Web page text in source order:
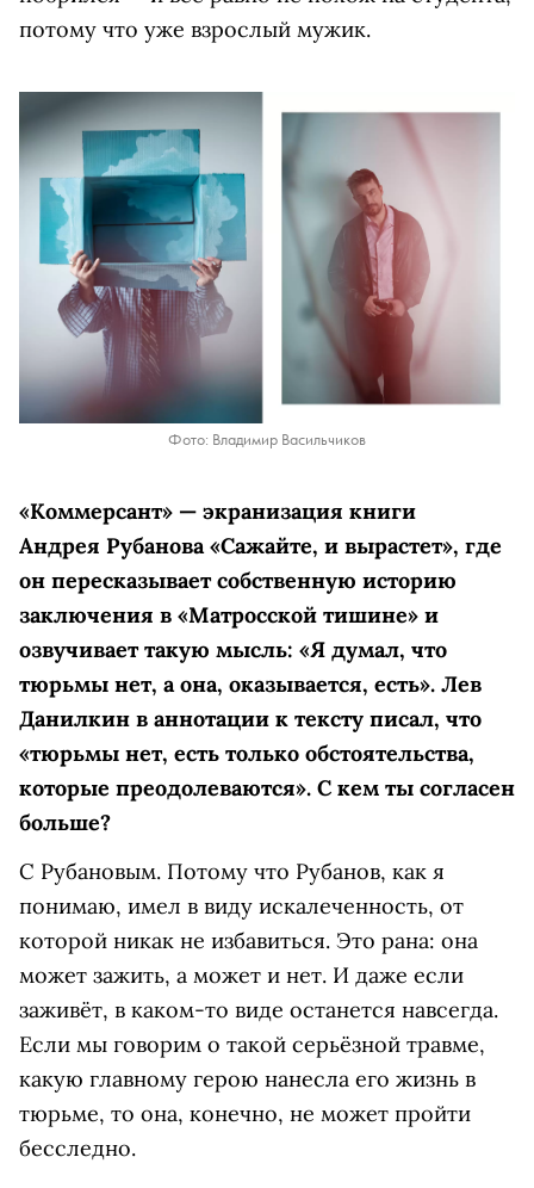
потому что уже взрослый мужик.
Фото: Владимир Васильчиков
«Коммерсант» — экранизация книги
Андрея Рубанова «Сажайте, и вырастет», где
он пересказывает собственную историю
заключения в «Матросской тишине» и
озвучивает такую мысль: «Я думал, что
тюрьмы нет, а она, оказывается, есть». Лев
Данилкин в аннотации к тексту писал, что
«тюрьмы нет, есть только обстоятельства,
которые преодолеваются». С кем ты согласен
больше?
С Рубановым. Потому что Рубанов, как я
понимаю, имел в виду искалеченность, от
которой никак не избавиться. Это рана: она
может зажить, а может и нет. И даже если
заживёт, в каком-то виде останется навсегда.
Если мы говорим о такой серьёзной травме,
какую главному герою нанесла его жизнь в
тюрьме, то она, конечно, не может пройти
бесследно.